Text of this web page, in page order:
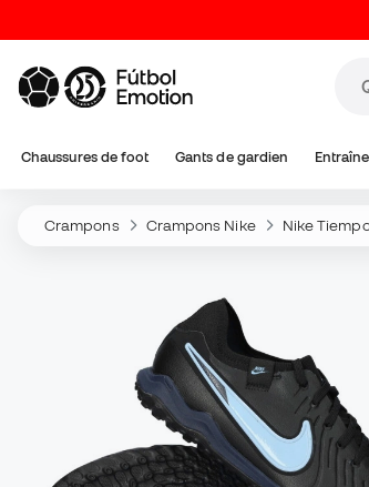
Chaussures de foot Gants de gardien
Crampons Crampons Nike Nike